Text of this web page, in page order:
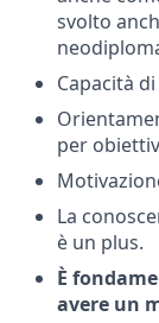
svolto
Capacità
per
La
è un plus.
È
avere un